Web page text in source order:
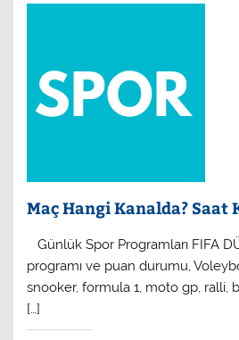
Maç Hangi Kanalda? Saat
Günlük Spor Programları FIFA
programı ve puan durumu,
snooker, formula 1, moto gp, ralli,
[…]